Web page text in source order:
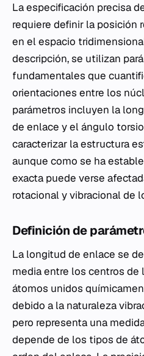
La especificación precisa
requiere definir la posición
en el espacio
descripción, se utilizan
fundamentales que
orientaciones entre los
parámetros incluyen la
de enlace y el ángulo
caracterizar la estructura
aunque como se ha
exacta puede verse
rotacional y vibracional de
Definición de
La longitud de enlace se
media entre los centros de
átomos unidos
debido a la naturaleza
pero representa una
depende de los tipos de